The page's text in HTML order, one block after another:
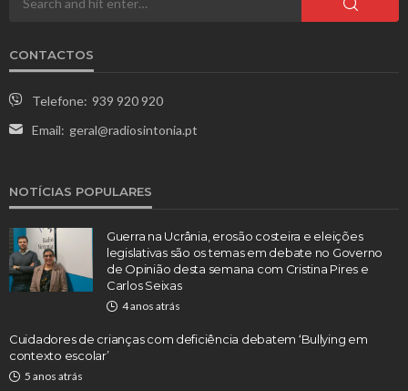
CONTACTOS
Telefone: 939 920 920
Email: geral@radiosintonia.pt
NOTÍCIAS POPULARES
Guerra na Ucrânia, erosão costeira e eleições
legislativas são os temas em debate no Governo
de Opinião desta semana com Cristina Pires e
Carlos Seixas
4 anos atrás
Cuidadores de crianças com deficiência debatem ‘Bullying em
contexto escolar’
5 anos atrás